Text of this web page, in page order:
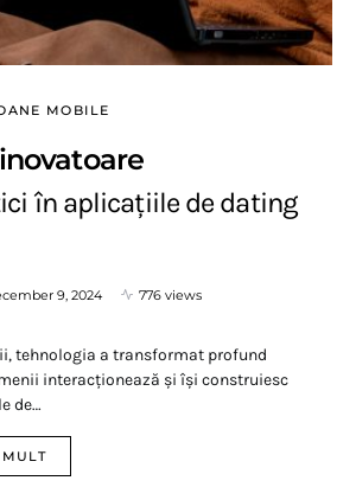
MOBILE
în aplicațiile de dating
9, 2024
776 views
tehnologia a transformat profund
interacționează și își construiesc
de…